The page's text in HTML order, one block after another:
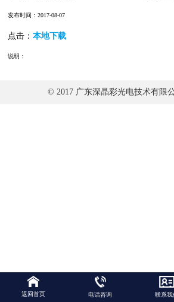
发布时间：2017-08-07
点击：本地下载
说明：
© 2017 广东深晶彩光电技术有限
返回首页 电话咨询 联系我